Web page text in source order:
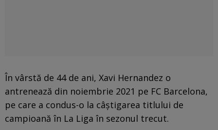
În vârstă de 44 de ani, Xavi Hernandez o
antrenează din noiembrie 2021 pe FC Barcelona,
pe care a condus-o la câştigarea titlului de
campioană în La Liga în sezonul trecut.